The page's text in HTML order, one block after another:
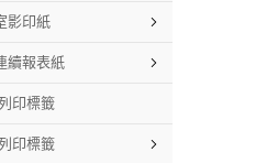
影印紙
續報表紙
印標籤
印標籤